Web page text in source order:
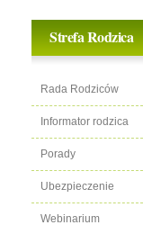
Strefa Rodzica
Rada Rodziców
Informator rodzica
Porady
Ubezpieczenie
Webinarium